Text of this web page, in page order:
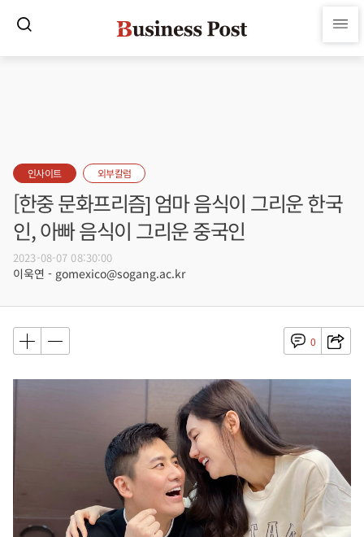
인사이트 외부칼럼
[한중 문화프리즘] 엄마 음식이 그리운 한국
인, 아빠 음식이 그리운 중국인
2023-08-07 08:30:00
이욱연 - gomexico@sogang.ac.kr
0